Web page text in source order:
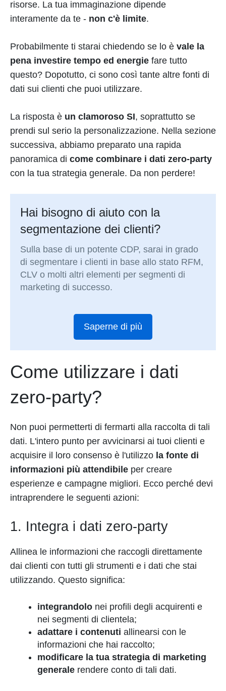
risorse. La tua immaginazione dipende
interamente da te - non c'è limite.
Probabilmente ti starai chiedendo se lo è vale la
pena investire tempo ed energie fare tutto
questo? Dopotutto, ci sono così tante altre fonti di
dati sui clienti che puoi utilizzare.
La risposta è un clamoroso SI, soprattutto se
prendi sul serio la personalizzazione. Nella sezione
successiva, abbiamo preparato una rapida
panoramica di come combinare i dati zero-party
con la tua strategia generale. Da non perdere!
Hai bisogno di aiuto con la
segmentazione dei clienti?
Sulla base di un potente CDP, sarai in grado
di segmentare i clienti in base allo stato RFM,
CLV o molti altri elementi per segmenti di
marketing di successo.
Saperne di più
Come utilizzare i dati
zero-party?
Non puoi permetterti di fermarti alla raccolta di tali
dati. L'intero punto per avvicinarsi ai tuoi clienti e
acquisire il loro consenso è l'utilizzo la fonte di
informazioni più attendibile per creare
esperienze e campagne migliori. Ecco perché devi
intraprendere le seguenti azioni:
1. Integra i dati zero-party
Allinea le informazioni che raccogli direttamente
dai clienti con tutti gli strumenti e i dati che stai
utilizzando. Questo significa:
integrandolo nei profili degli acquirenti e
nei segmenti di clientela;
adattare i contenuti allinearsi con le
informazioni che hai raccolto;
modificare la tua strategia di marketing
generale rendere conto di tali dati.